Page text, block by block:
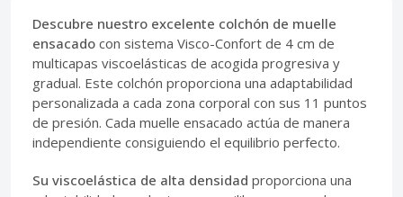
Descubre nuestro excelente colchón de muelle
ensacado con sistema Visco-Confort de 4 cm de
multicapas viscoelásticas de acogida progresiva y
gradual. Este colchón proporciona una adaptabilidad
personalizada a cada zona corporal con sus 11 puntos
de presión. Cada muelle ensacado actúa de manera
independiente consiguiendo el equilibrio perfecto.
Su viscoelástica de alta densidad proporciona una